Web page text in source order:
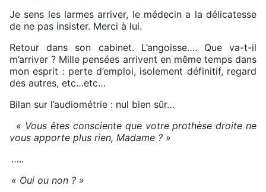
Je sens les larmes arriver, le médecin a la délicatesse
de ne pas insister. Merci à lui.
Retour dans son cabinet. L’angoisse…. Que va-t-il
m’arriver ? Mille pensées arrivent en même temps dans
mon esprit : perte d’emploi, isolement définitif, regard
des autres, etc…etc…
Bilan sur l’audiométrie : nul bien sûr…
« Vous êtes consciente que votre prothèse droite ne
vous apporte plus rien, Madame ? »
…..
« Oui ou non ? »